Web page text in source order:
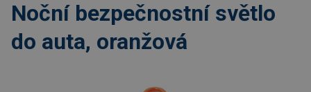
Noční bezpečnostní světlo
do auta, oranžová